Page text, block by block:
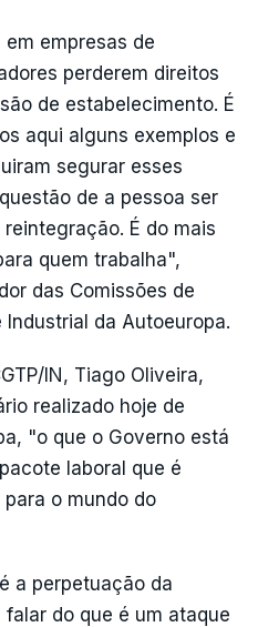
empresas de
perderem direitos
de estabelecimento. É
aqui alguns exemplos e
segurar esses
de a pessoa ser
É do mais
quem trabalha",
das Comissões de
Industrial da Autoeuropa.
IN, Tiago Oliveira,
realizado hoje de
"o que o Governo está
laboral que é
o mundo do
a perpetuação da
do que é um ataque